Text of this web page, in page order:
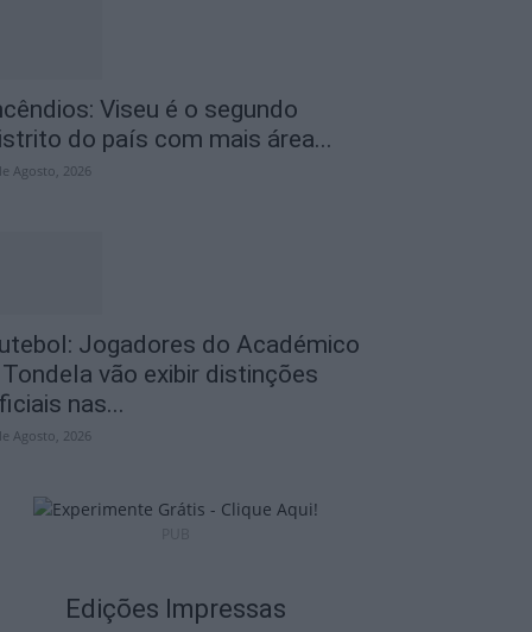
Viseu é o segundo
do país com mais área...
Agosto, 2026
Jogadores do Académico
vão exibir distinções
nas...
Agosto, 2026
Edições Impressas